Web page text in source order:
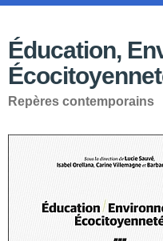
Éducation,
Repères contemporains